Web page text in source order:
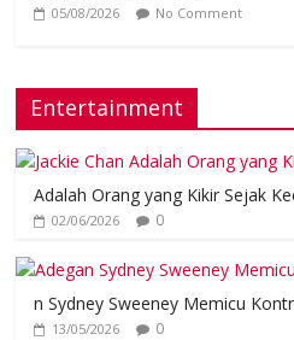
05/08/2026 No Comment
Entertainment
Adalah Orang yang Kikir Sejak
02/06/2026 0
n Sydney Sweeney Memicu
13/05/2026 0